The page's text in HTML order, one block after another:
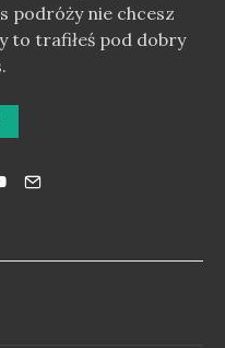
podróży nie chcesz
to trafiłeś pod dobry